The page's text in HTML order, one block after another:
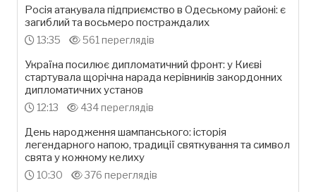
Росія атакувала підприємство в Одеському районі: є
загиблий та восьмеро постраждалих
13:35 561 переглядів
Україна посилює дипломатичний фронт: у Києві
стартувала щорічна нарада керівників закордонних
дипломатичних установ
12:13 434 переглядів
День народження шампанського: історія
легендарного напою, традиції святкування та символ
свята у кожному келиху
10:30 376 переглядів